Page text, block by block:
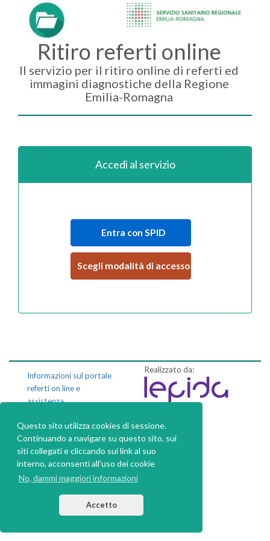
Questo sito utilizza cookies di sessione.
Continuando a navigare su questo sito, sui
siti collegati e cliccando sui link al suo
interno, acconsenti all'uso dei cookie
No, dammi maggiori informazioni
Accetto
Ritiro referti online
Il servizio per il ritiro online di referti ed
immagini diagnostiche della Regione
Emilia-Romagna
Accedi al servizio
Entra con SPID
Scegli modalità di accesso
Informazioni sul portale
referti on line e
assistenza
Privacy policy
Dichiarazione di
accessibilità
Realizzato da: